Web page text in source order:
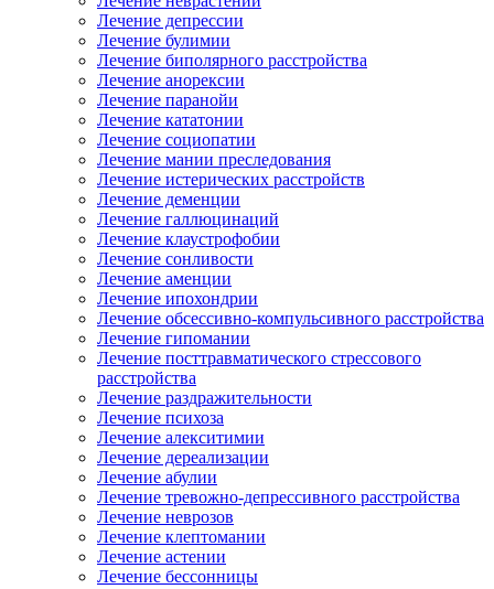
Лечение депрессии
Лечение булимии
Лечение биполярного расстройства
Лечение анорексии
Лечение паранойи
Лечение кататонии
Лечение социопатии
Лечение мании преследования
Лечение истерических расстройств
Лечение деменции
Лечение галлюцинаций
Лечение клаустрофобии
Лечение сонливости
Лечение аменции
Лечение ипохондрии
Лечение обсессивно-компульсивного расстройства
Лечение гипомании
Лечение посттравматического стрессового
расстройства
Лечение раздражительности
Лечение психоза
Лечение алекситимии
Лечение дереализации
Лечение абулии
Лечение тревожно-депрессивного расстройства
Лечение неврозов
Лечение клептомании
Лечение астении
Лечение бессонницы